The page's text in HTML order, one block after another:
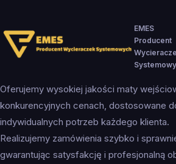
EMES
Producent
Oferujemy wysokiej jakości maty
konkurencyjnych cenach, dostosowane
indywidualnych potrzeb każdego klienta.
Realizujemy zamówienia szybko i
gwarantując satysfakcję i profesjonalną